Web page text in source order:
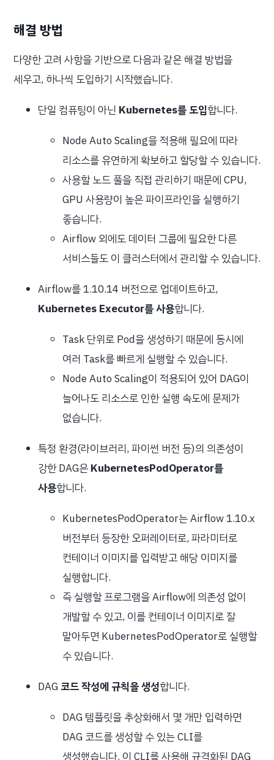
해결 방법
다양한 고려 사항을 기반으로 다음과 같은 해결 방법을
세우고, 하나씩 도입하기 시작했습니다.
단일 컴퓨팅이 아닌 Kubernetes를 도입합니다.
Node Auto Scaling을 적용해 필요에 따라
리소스를 유연하게 확보하고 할당할 수 있습니다.
사용할 노드 풀을 직접 관리하기 때문에 CPU,
GPU 사용량이 높은 파이프라인을 실행하기
좋습니다.
Airflow 외에도 데이터 그룹에 필요한 다른
서비스들도 이 클러스터에서 관리할 수 있습니다.
Airflow를 1.10.14 버전으로 업데이트하고,
Kubernetes Executor를 사용합니다.
Task 단위로 Pod을 생성하기 때문에 동시에
여러 Task를 빠르게 실행할 수 있습니다.
Node Auto Scaling이 적용되어 있어 DAG이
늘어나도 리소스로 인한 실행 속도에 문제가
없습니다.
특정 환경(라이브러리, 파이썬 버전 등)의 의존성이
강한 DAG은 KubernetesPodOperator를
사용합니다.
KubernetesPodOperator는 Airflow 1.10.x
버전부터 등장한 오퍼레이터로, 파라미터로
컨테이너 이미지를 입력받고 해당 이미지를
실행합니다.
즉 실행할 프로그램을 Airflow에 의존성 없이
개발할 수 있고, 이를 컨테이너 이미지로 잘
말아두면 KubernetesPodOperator로 실행할
수 있습니다.
DAG 코드 작성에 규칙을 생성합니다.
DAG 템플릿을 추상화해서 몇 개만 입력하면
DAG 코드를 생성할 수 있는 CLI를
생성했습니다. 이 CLI를 사용해 규격화된 DAG